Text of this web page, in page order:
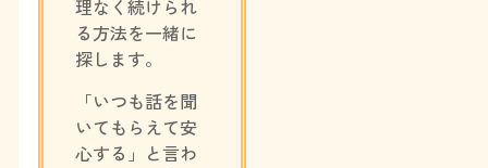
理なく続けられ
る方法を一緒に
探します。
「いつも話を聞
いてもらえて安
心する」と言わ